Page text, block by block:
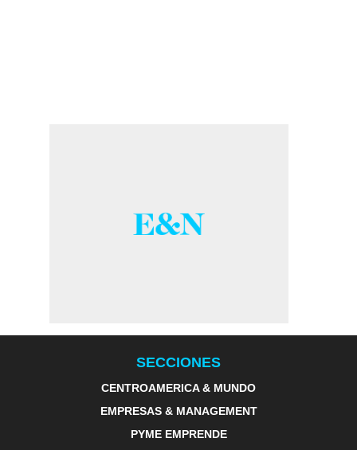
SECCIONES
CENTROAMERICA & MUNDO
EMPRESAS & MANAGEMENT
PYME EMPRENDE